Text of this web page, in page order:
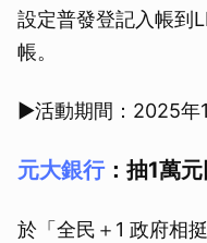
設定普發登記入帳到
帳。
▶活動期間：2025年
元大銀行：抽1萬
於「全民＋1 政府相